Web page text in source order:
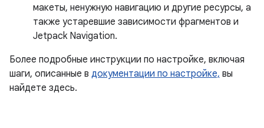
макеты, ненужную навигацию и другие ресурсы, а
также устаревшие зависимости фрагментов и
Jetpack Navigation.
Более подробные инструкции по настройке, включая
шаги, описанные в документации по настройке, вы
найдете здесь.